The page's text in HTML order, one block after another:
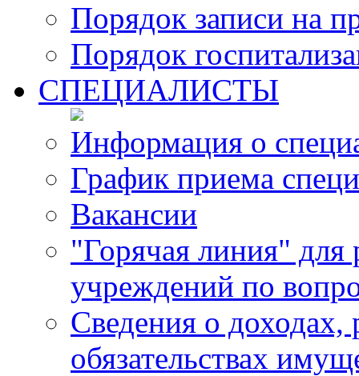
Порядок записи на
Порядок
СПЕЦИАЛИСТЫ
Информация о
График приема
Вакансии
"Горячая линия"
учреждений по
Сведения о доходах,
обязательствах